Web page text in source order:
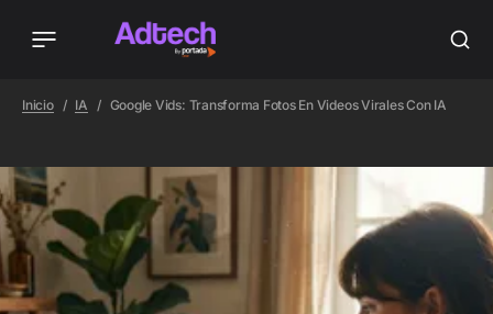
Inicio IA Google Vids: Transforma Fotos En Videos Virales Con IA